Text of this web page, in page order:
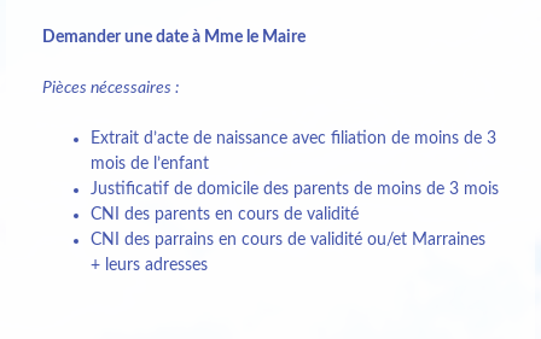
Demander une date à Mme le Maire
Pièces nécessaires :
Extrait d’acte de naissance avec filiation de moins de 3
mois de l’enfant
Justificatif de domicile des parents de moins de 3 mois
CNI des parents en cours de validité
CNI des parrains en cours de validité ou/et Marraines
+ leurs adresses